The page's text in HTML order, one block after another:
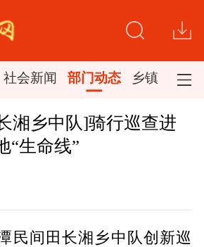
社会新闻 部门动态 乡镇新闻
湘乡中队]骑行巡查进
“生命线”
民间田长湘乡中队创新巡